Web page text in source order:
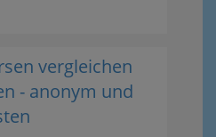
vergleichen
- anonym und